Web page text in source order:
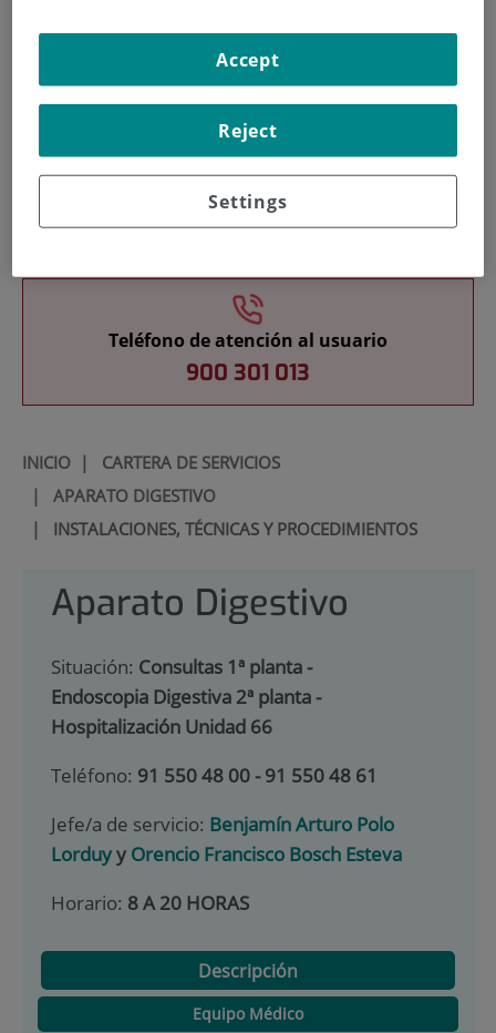
Investigación
Docencia
Teléfono de atención al usuario
900 301 013
INICIO| CARTERA DE SERVICIOS
| APARATO DIGESTIVO
| INSTALACIONES, TÉCNICAS Y PROCEDIMIENTOS
Aparato Digestivo
Situación: Consultas 1ª planta -
Endoscopia Digestiva 2ª planta -
Hospitalización Unidad 66
Teléfono: 91 550 48 00 - 91 550 48 61
Jefe/a de servicio: Benjamín Arturo Polo
Lorduyy Orencio Francisco Bosch Esteva
Horario: 8 A 20 HORAS
Descripción
Equipo Médico
Settings
Reject
Accept